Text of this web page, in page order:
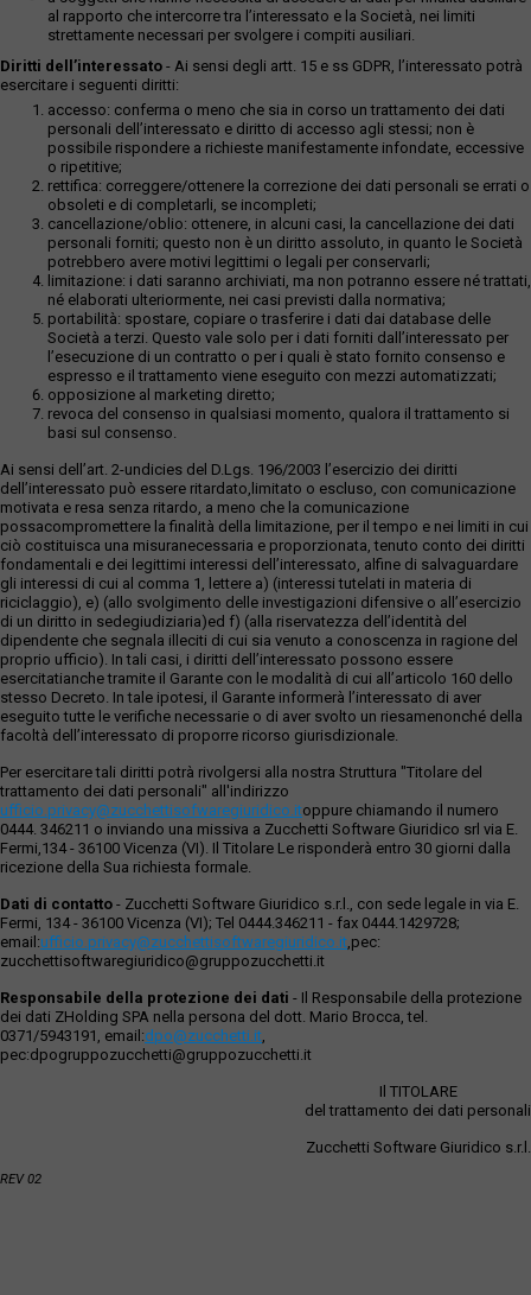
al rapporto che intercorre tra l’interessato e la Società, nei limiti
strettamente necessari per svolgere i compiti ausiliari.
Diritti dell’interessato - Ai sensi degli artt. 15 e ss GDPR, l’interessato potrà
esercitare i seguenti diritti:
accesso: conferma o meno che sia in corso un trattamento dei dati
personali dell’interessato e diritto di accesso agli stessi; non è
possibile rispondere a richieste manifestamente infondate, eccessive
o ripetitive;
rettifica: correggere/ottenere la correzione dei dati personali se errati o
obsoleti e di completarli, se incompleti;
cancellazione/oblio: ottenere, in alcuni casi, la cancellazione dei dati
personali forniti; questo non è un diritto assoluto, in quanto le Società
potrebbero avere motivi legittimi o legali per conservarli;
limitazione: i dati saranno archiviati, ma non potranno essere né trattati,
né elaborati ulteriormente, nei casi previsti dalla normativa;
portabilità: spostare, copiare o trasferire i dati dai database delle
Società a terzi. Questo vale solo per i dati forniti dall’interessato per
l’esecuzione di un contratto o per i quali è stato fornito consenso e
espresso e il trattamento viene eseguito con mezzi automatizzati;
opposizione al marketing diretto;
revoca del consenso in qualsiasi momento, qualora il trattamento si
basi sul consenso.
Ai sensi dell’art. 2-undicies del D.Lgs. 196/2003 l’esercizio dei diritti
dell’interessato può essere ritardato,limitato o escluso, con comunicazione
motivata e resa senza ritardo, a meno che la comunicazione
possacompromettere la finalità della limitazione, per il tempo e nei limiti in cui
ciò costituisca una misuranecessaria e proporzionata, tenuto conto dei diritti
fondamentali e dei legittimi interessi dell’interessato, alfine di salvaguardare
gli interessi di cui al comma 1, lettere a) (interessi tutelati in materia di
riciclaggio), e) (allo svolgimento delle investigazioni difensive o all’esercizio
di un diritto in sedegiudiziaria)ed f) (alla riservatezza dell’identità del
dipendente che segnala illeciti di cui sia venuto a conoscenza in ragione del
proprio ufficio). In tali casi, i diritti dell’interessato possono essere
esercitatianche tramite il Garante con le modalità di cui all’articolo 160 dello
stesso Decreto. In tale ipotesi, il Garante informerà l’interessato di aver
eseguito tutte le verifiche necessarie o di aver svolto un riesamenonché della
facoltà dell’interessato di proporre ricorso giurisdizionale.
Per esercitare tali diritti potrà rivolgersi alla nostra Struttura "Titolare del
trattamento dei dati personali" all'indirizzo
ufficio.privacy@zucchettisofwaregiuridico.itoppure chiamando il numero
0444. 346211 o inviando una missiva a Zucchetti Software Giuridico srl via E.
Fermi,134 - 36100 Vicenza (VI). Il Titolare Le risponderà entro 30 giorni dalla
ricezione della Sua richiesta formale.
Dati di contatto - Zucchetti Software Giuridico s.r.l., con sede legale in via E.
Fermi, 134 - 36100 Vicenza (VI); Tel 0444.346211 - fax 0444.1429728;
email:ufficio.privacy@zucchettisoftwaregiuridico.it,pec:
zucchettisoftwaregiuridico@gruppozucchetti.it
Responsabile della protezione dei dati - Il Responsabile della protezione
dei dati ZHolding SPA nella persona del dott. Mario Brocca, tel.
0371/5943191, email:dpo@zucchetti.it,
pec:dpogruppozucchetti@gruppozucchetti.it
Il TITOLARE
del trattamento dei dati personali
Zucchetti Software Giuridico s.r.l.
REV 02